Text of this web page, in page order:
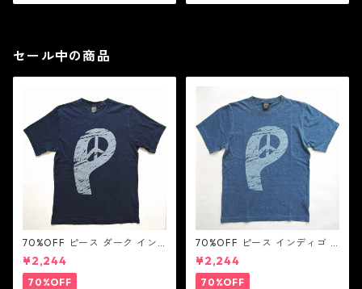
セール中の商品
70%OFF ピース ダーク イン
ディゴ Tシャツ：LOVE N' PEA
CE N' ROCK ' ROLL ラブ ン
ピース ン ロック ン ロール
¥2,244
70%OFF
70%OFF ピース インディゴ T
シャツ：LOVE N' PEACE N' R
OCK ' ROLL ラブ ン ピース ン
ロック ン ロール
¥2,244
70%OFF